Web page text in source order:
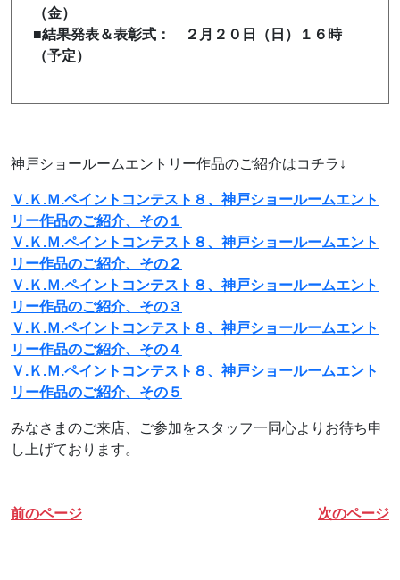
（金）
■結果発表＆表彰式： ２月２０日（日）１６時
（予定）
神戸ショールームエントリー作品のご紹介はコチラ↓
Ｖ.Ｋ.Ｍ.ペイントコンテスト８、神戸ショールームエント
リー作品のご紹介、その１
Ｖ.Ｋ.Ｍ.ペイントコンテスト８、神戸ショールームエント
リー作品のご紹介、その２
Ｖ.Ｋ.Ｍ.ペイントコンテスト８、神戸ショールームエント
リー作品のご紹介、その３
Ｖ.Ｋ.Ｍ.ペイントコンテスト８、神戸ショールームエント
リー作品のご紹介、その４
Ｖ.Ｋ.Ｍ.ペイントコンテスト８、神戸ショールームエント
リー作品のご紹介、その５
みなさまのご来店、ご参加をスタッフ一同心よりお待ち申
し上げております。
前のページ 次のページ